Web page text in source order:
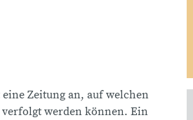
Zeitung an, auf welchen
verfolgt werden können. Ein